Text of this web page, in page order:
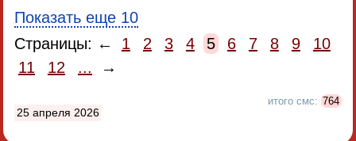
Показать еще 10
Страницы: ←
1 2 3 4 5 6 7 8 9
10
11
12 ... →
итого смс: 764
25 апреля 2026